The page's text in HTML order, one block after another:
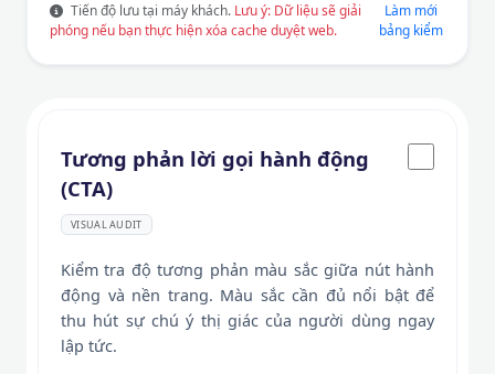
Tiến độ lưu tại máy khách. Lưu ý: Dữ liệu sẽ giải
phóng nếu bạn thực hiện xóa cache duyệt web.
Làm mới
bảng kiểm
Tương phản lời gọi hành động
(CTA)
VISUAL AUDIT
Kiểm tra độ tương phản màu sắc giữa nút hành
động và nền trang. Màu sắc cần đủ nổi bật để
thu hút sự chú ý thị giác của người dùng ngay
lập tức.